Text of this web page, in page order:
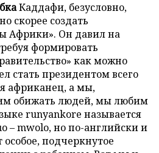
Каддафи, безусловно,
скорее создать
Африки». Он давил на
формировать
как можно
стать президентом всего
африканец, а мы,
обижать людей, мы любим
runyankore называется
– mwolo, но по-английски и
особое, подчеркнутое